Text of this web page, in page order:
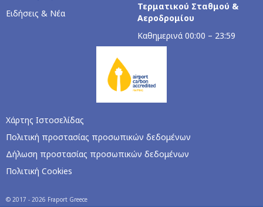
Ειδήσεις & Νέα
Τερματικού Σταθμού &
Αεροδρομίου
Καθημερινά 00:00 – 23:59
Χάρτης Ιστοσελίδας
Πολιτική προστασίας προσωπικών δεδομένων
Δήλωση προστασίας προσωπικών δεδομένων
Πολιτική Cookies
© 2017 - 2026 Fraport Greece